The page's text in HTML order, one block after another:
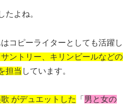
たよね。
コピーライターとしても活躍し
ントリー、キリンビールなどの
担当 しています。
がデュエットした 「 男と女の